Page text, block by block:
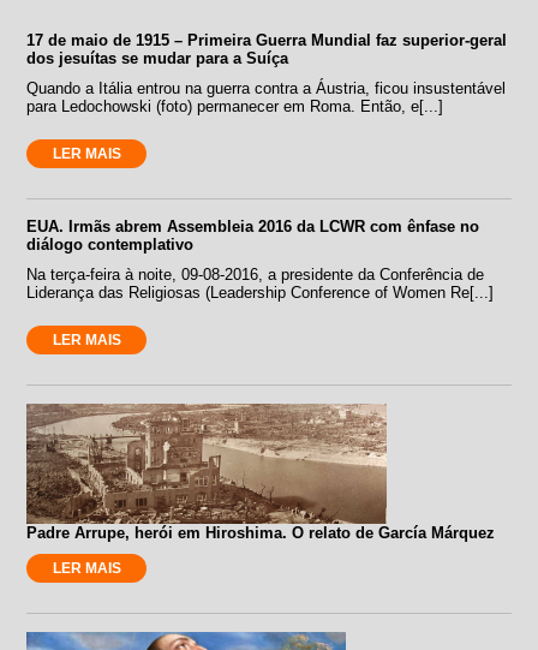
17 de maio de 1915 – Primeira Guerra Mundial faz superior-geral
dos jesuítas se mudar para a Suíça
Quando a Itália entrou na guerra contra a Áustria, ficou insustentável
para Ledochowski (foto) permanecer em Roma. Então, e[...]
LER MAIS
EUA. Irmãs abrem Assembleia 2016 da LCWR com ênfase no
diálogo contemplativo
Na terça-feira à noite, 09-08-2016, a presidente da Conferência de
Liderança das Religiosas (Leadership Conference of Women Re[...]
LER MAIS
Padre Arrupe, herói em Hiroshima. O relato de García Márquez
LER MAIS